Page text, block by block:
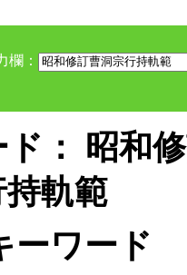
欄：
： 昭和
軌範
ーワード